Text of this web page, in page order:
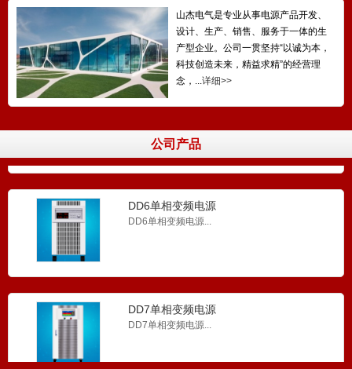
山杰电气是专业从事电源产品开发、
设计、生产、销售、服务于一体的生
产型企业。公司一贯坚持“以诚为本，
科技创造未来，精益求精”的经营理
念，...详细>>
公司产品
DDA三相变频电源...
SS6三相变频电源
DD6单相变频电源
DD6单相变频电源...
DD7单相变频电源
DD7单相变频电源...